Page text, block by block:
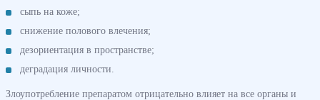
сыпь на коже;
снижение полового влечения;
дезориентация в пространстве;
деградация личности.
Злоупотребление препаратом отрицательно влияет на все органы и